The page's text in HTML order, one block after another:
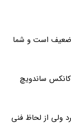
ضعیف است و شما
ساندویچ
ولی از لحاظ فنی